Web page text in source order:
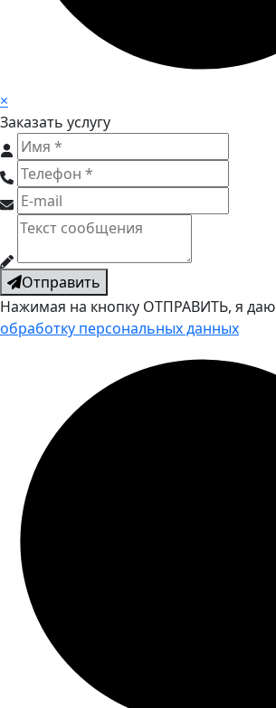
×
Заказать услугу
Отправить
Нажимая на кнопку ОТПРАВИТЬ, я даю
обработку персональных данных